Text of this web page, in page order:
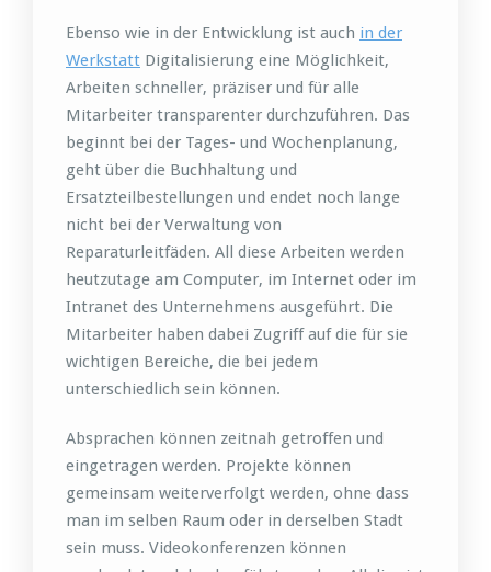
Ebenso wie in der Entwicklung ist auch in der
Werkstatt Digitalisierung eine Möglichkeit,
Arbeiten schneller, präziser und für alle
Mitarbeiter transparenter durchzuführen. Das
beginnt bei der Tages- und Wochenplanung,
geht über die Buchhaltung und
Ersatzteilbestellungen und endet noch lange
nicht bei der Verwaltung von
Reparaturleitfäden. All diese Arbeiten werden
heutzutage am Computer, im Internet oder im
Intranet des Unternehmens ausgeführt. Die
Mitarbeiter haben dabei Zugriff auf die für sie
wichtigen Bereiche, die bei jedem
unterschiedlich sein können.
Absprachen können zeitnah getroffen und
eingetragen werden. Projekte können
gemeinsam weiterverfolgt werden, ohne dass
man im selben Raum oder in derselben Stadt
sein muss. Videokonferenzen können